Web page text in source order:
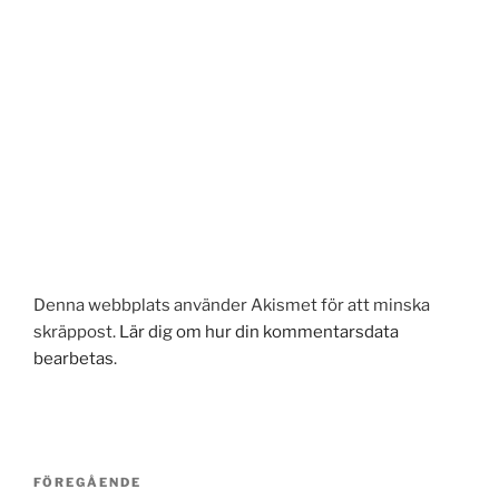
Denna webbplats använder Akismet för att minska
skräppost. Lär dig om hur din kommentarsdata
bearbetas.
Inläggsnavigering
Föregående
FÖREGÅENDE